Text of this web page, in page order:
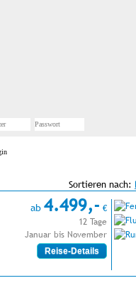
Sortieren nach:
ab 4.499,- €
12 Tage
Januar bis November
Reise-Details